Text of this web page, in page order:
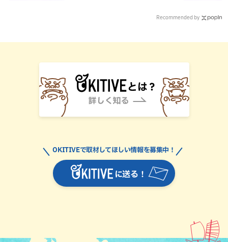
Recommended by
に送る！
OKITIVEで取材してほしい情報を募集中！